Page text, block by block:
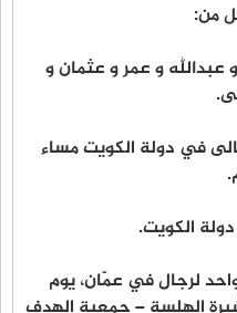
من:
عبدالله و عمر و عثمان و
في دولة الكويت مساء
الكويت.
لرجال في عمّان، يوم